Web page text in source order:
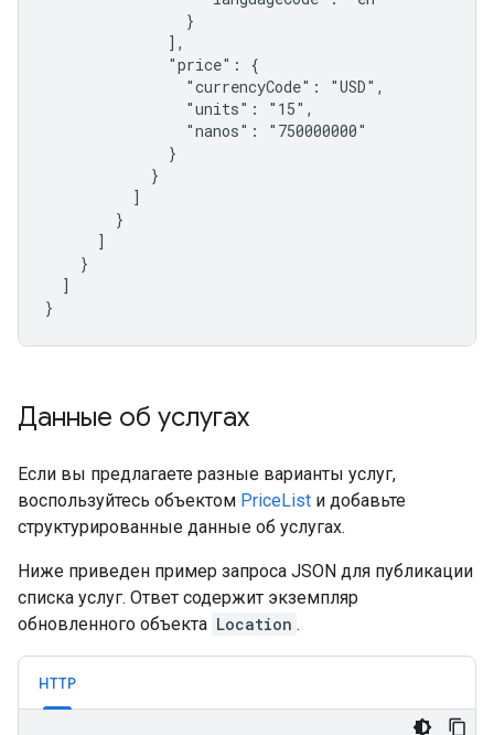
                }
              ],
              "price": {
                "currencyCode": "USD",
                "units": "15",
                "nanos": "750000000"
              }
            }
          ]
        }
      ]
    }
  ]
}
Данные об услугах
Если вы предлагаете разные варианты услуг,
воспользуйтесь объектом PriceList и добавьте
структурированные данные об услугах.
Ниже приведен пример запроса JSON для публикации
списка услуг. Ответ содержит экземпляр
обновленного объекта Location .
HTTP